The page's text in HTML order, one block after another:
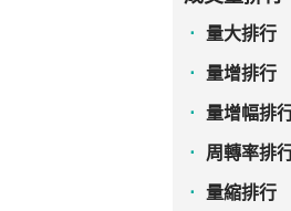
量大排行
量增排行
量增幅排
周轉率排
量縮排行